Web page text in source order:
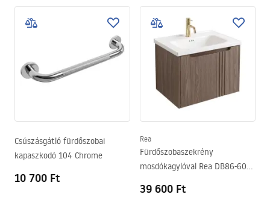
Csúszásgátló fürdőszobai
kapaszkodó 104 Chrome
10 700 Ft
Rea
Fürdőszobaszekrény
mosdókagylóval Rea DB86-60L-
39 600 Ft